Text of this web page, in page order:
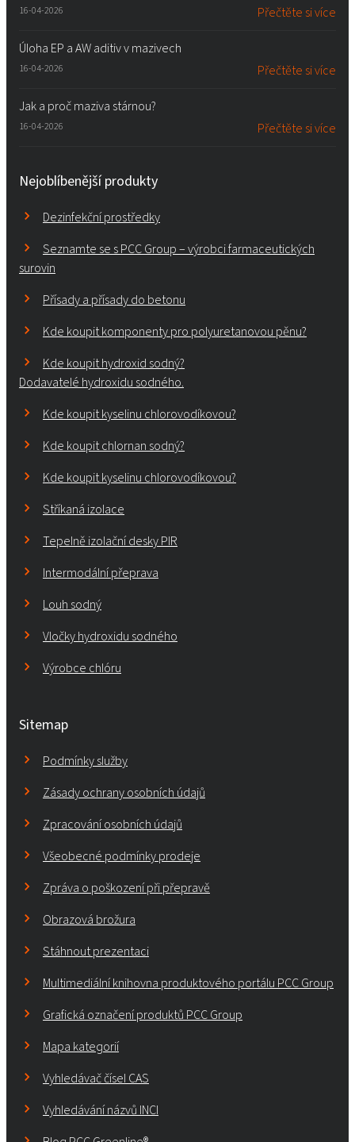
16-04-2026 Přečtěte si více
Úloha EP a AW aditiv v mazivech
16-04-2026 Přečtěte si více
Jak a proč maziva stárnou?
16-04-2026 Přečtěte si více
Nejoblíbenější produkty
Dezinfekční prostředky
Seznamte se s PCC Group – výrobci farmaceutických
surovin
Přísady a přísady do betonu
Kde koupit komponenty pro polyuretanovou pěnu?
Kde koupit hydroxid sodný?
Dodavatelé hydroxidu sodného.
Kde koupit kyselinu chlorovodíkovou?
Kde koupit chlornan sodný?
Kde koupit kyselinu chlorovodíkovou?
Stříkaná izolace
Tepelně izolační desky PIR
Intermodální přeprava
Louh sodný
Vločky hydroxidu sodného
Výrobce chlóru
Sitemap
Podmínky služby
Zásady ochrany osobních údajů
Zpracování osobních údajů
Všeobecné podmínky prodeje
Zpráva o poškození při přepravě
Obrazová brožura
Stáhnout prezentaci
Multimediální knihovna produktového portálu PCC Group
Grafická označení produktů PCC Group
Mapa kategorií
Vyhledávač čísel CAS
Vyhledávání názvů INCI